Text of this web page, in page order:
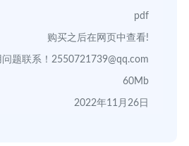
pdf
购买之后在网页中查看!
题联系！ 2550721739@qq.com
60Mb
2022年11月26日